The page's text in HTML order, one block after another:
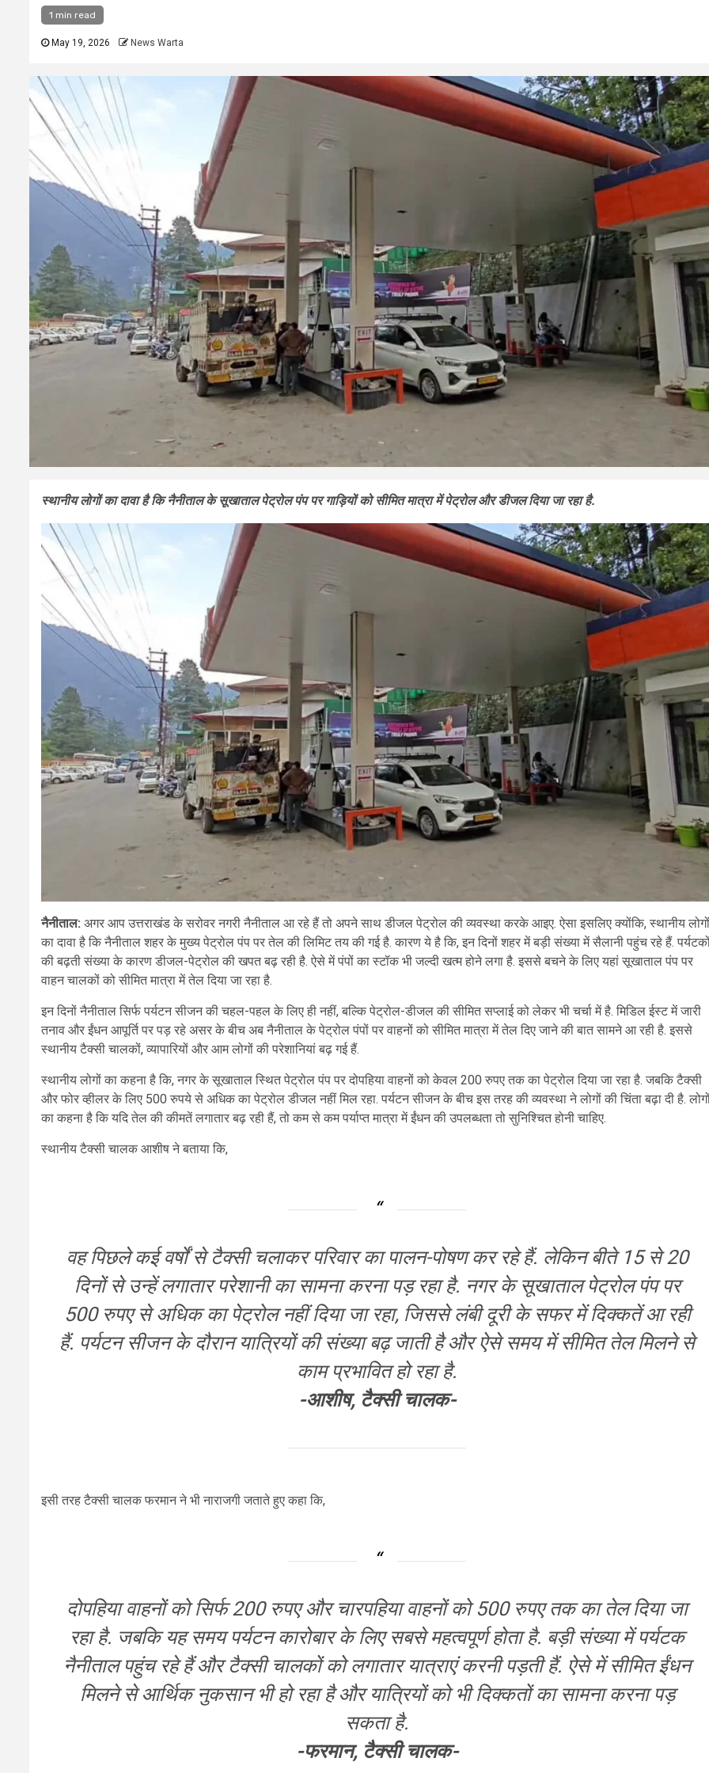
1 min read
May 19, 2026 News Warta
स्थानीय लोगों का दावा है कि नैनीताल के सूखाताल पेट्रोल पंप पर गाड़ियों को सीमित मात्रा में पेट्रोल और डीजल दिया जा रहा है.
नैनीताल: अगर आप उत्तराखंड के सरोवर नगरी नैनीताल आ रहे हैं तो अपने साथ डीजल पेट्रोल की व्यवस्था करके आइए. ऐसा इसलिए क्योंकि, स्थानीय लोगों
का दावा है कि नैनीताल शहर के मुख्य पेट्रोल पंप पर तेल की लिमिट तय की गई है. कारण ये है कि, इन दिनों शहर में बड़ी संख्या में सैलानी पहुंच रहे हैं.
की बढ़ती संख्या के कारण डीजल-पेट्रोल की खपत बढ़ रही है. ऐसे में पंपों का स्टॉक भी जल्दी खत्म होने लगा है. इससे बचने के लिए यहां सूखाताल पंप पर
वाहन चालकों को सीमित मात्रा में तेल दिया जा रहा है.
इन दिनों नैनीताल सिर्फ पर्यटन सीजन की चहल-पहल के लिए ही नहीं, बल्कि पेट्रोल-डीजल की सीमित सप्लाई को लेकर भी चर्चा में है. मिडिल ईस्ट में जारी
तनाव और ईंधन आपूर्ति पर पड़ रहे असर के बीच अब नैनीताल के पेट्रोल पंपों पर वाहनों को सीमित मात्रा में तेल दिए जाने की बात सामने आ रही है. इससे
स्थानीय टैक्सी चालकों, व्यापारियों और आम लोगों की परेशानियां बढ़ गई हैं.
स्थानीय लोगों का कहना है कि, नगर के सूखाताल स्थित पेट्रोल पंप पर दोपहिया वाहनों को केवल 200 रुपए तक का पेट्रोल दिया जा रहा है. जबकि टैक्सी
और फोर व्हीलर के लिए 500 रुपये से अधिक का पेट्रोल डीजल नहीं मिल रहा. पर्यटन सीजन के बीच इस तरह की व्यवस्था ने लोगों की चिंता बढ़ा दी है.
का कहना है कि यदि तेल की कीमतें लगातार बढ़ रही हैं, तो कम से कम पर्याप्त मात्रा में ईंधन की उपलब्धता तो सुनिश्चित होनी चाहिए.
स्थानीय टैक्सी चालक आशीष ने बताया कि,
वह पिछले कई वर्षों से टैक्सी चलाकर परिवार का पालन-पोषण कर रहे हैं. लेकिन बीते 15 से 20
दिनों से उन्हें लगातार परेशानी का सामना करना पड़ रहा है. नगर के सूखाताल पेट्रोल पंप पर
500 रुपए से अधिक का पेट्रोल नहीं दिया जा रहा, जिससे लंबी दूरी के सफर में दिक्कतें आ रही
हैं. पर्यटन सीजन के दौरान यात्रियों की संख्या बढ़ जाती है और ऐसे समय में सीमित तेल मिलने से
काम प्रभावित हो रहा है.
-आशीष, टैक्सी चालक-
इसी तरह टैक्सी चालक फरमान ने भी नाराजगी जताते हुए कहा कि,
दोपहिया वाहनों को सिर्फ 200 रुपए और चारपहिया वाहनों को 500 रुपए तक का तेल दिया जा
रहा है. जबकि यह समय पर्यटन कारोबार के लिए सबसे महत्वपूर्ण होता है. बड़ी संख्या में पर्यटक
नैनीताल पहुंच रहे हैं और टैक्सी चालकों को लगातार यात्राएं करनी पड़ती हैं. ऐसे में सीमित ईंधन
मिलने से आर्थिक नुकसान भी हो रहा है और यात्रियों को भी दिक्कतों का सामना करना पड़
सकता है.
-फरमान, टैक्सी चालक-